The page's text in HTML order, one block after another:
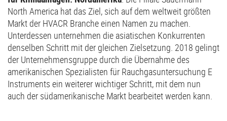
North America hat das Ziel, sich auf dem weltweit größten
Markt der HVACR Branche einen Namen zu machen.
Unterdessen unternehmen die asiatischen Konkurrenten
denselben Schritt mit der gleichen Zielsetzung. 2018 gelingt
der Unternehmensgruppe durch die Übernahme des
amerikanischen Spezialisten für Rauchgasuntersuchung E
Instruments ein weiterer wichtiger Schritt, mit dem nun
auch der südamerikanische Markt bearbeitet werden kann.